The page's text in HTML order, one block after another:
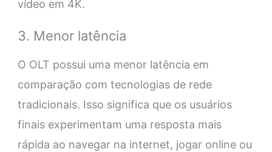
vídeo em 4K.
3. Menor latência
O OLT possui uma menor latência em
comparação com tecnologias de rede
tradicionais. Isso significa que os usuários
finais experimentam uma resposta mais
rápida ao navegar na internet, jogar online ou